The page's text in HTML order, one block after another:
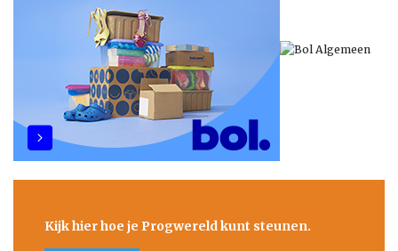
Kijk hier hoe je Progwereld kunt steunen.